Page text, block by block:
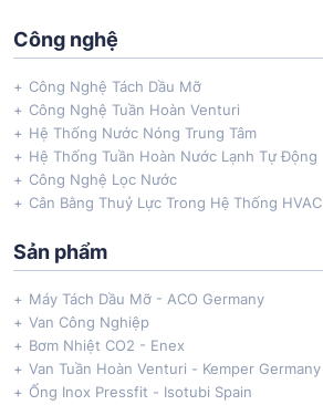
Công nghệ
Công Nghệ Tách Dầu Mỡ
Công Nghệ Tuần Hoàn Venturi
Hệ Thống Nước Nóng Trung Tâm
Hệ Thống Tuần Hoàn Nước Lạnh Tự Động
Công Nghệ Lọc Nước
Cân Bằng Thuỷ Lực Trong Hệ Thống HVAC
Sản phẩm
Máy Tách Dầu Mỡ - ACO Germany
Van Công Nghiệp
Bơm Nhiệt CO2 - Enex
Van Tuần Hoàn Venturi - Kemper Germany
Ống Inox Pressfit - Isotubi Spain